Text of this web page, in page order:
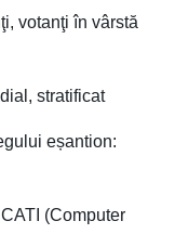
votanţi în vârstă
stratificat
eșantion:
(Computer